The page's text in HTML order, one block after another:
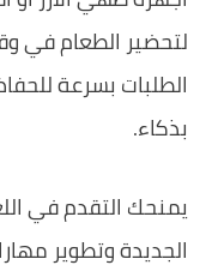
لتحضير الطعام في
الطلبات بسرعة
بذكاء.
يمنحك التقدم في
الجديدة وتطوير